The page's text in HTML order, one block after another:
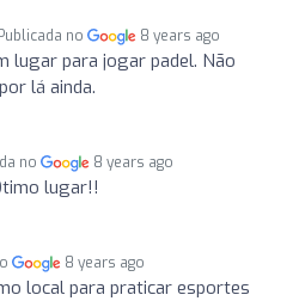
Publicada no 8 years ago
lugar para jogar padel. Não
lá ainda.
no 8 years ago
lugar!!
8 years ago
local para praticar esportes